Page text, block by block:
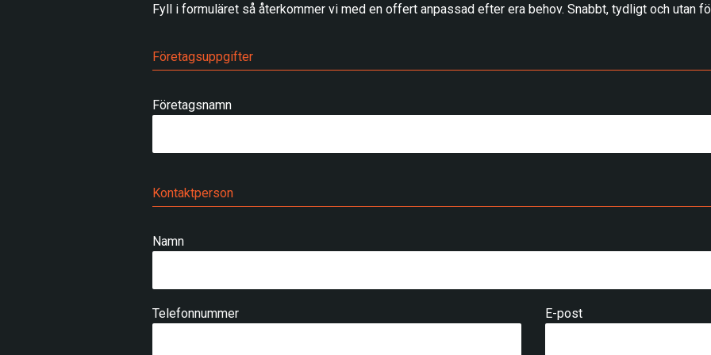
Fyll i formuläret så återkommer vi med en offert anpassad efter era behov. Snabbt, tydligt och utan
Företagsuppgifter
Företagsnamn
Kontaktperson
Namn
Telefonnummer E-post